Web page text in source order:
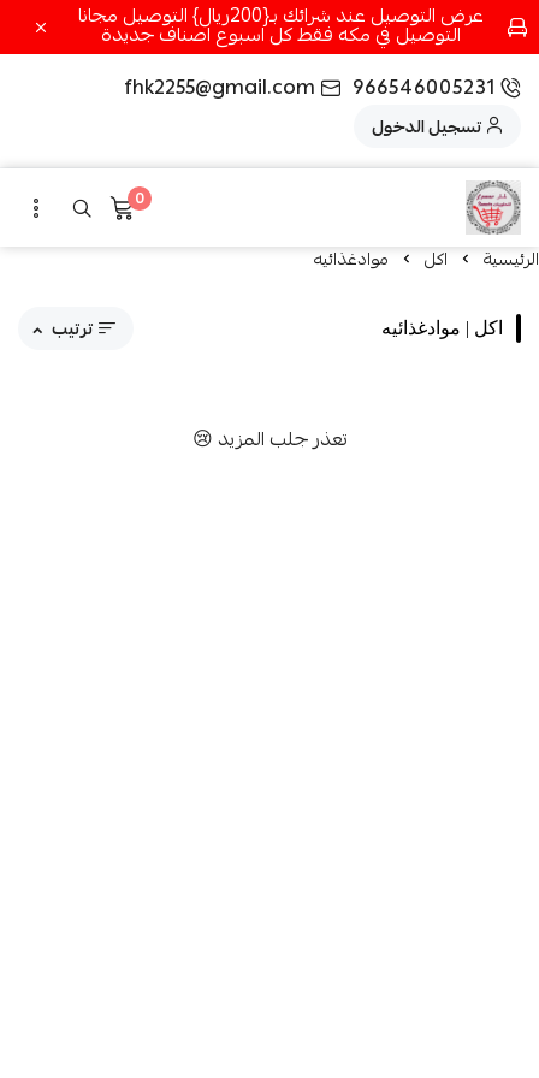
عرض التوصيل عند شرائك بـ{200ريال} التوصيل مجانا
التوصيل في مكه فقط كل اسبوع اصناف جديدة
966546005231
fhk2255@gmail.com
تسجيل الدخول
0
الرئيسية اكل موادغذائيه
اكل | موادغذائيه ترتيب
الاكثر مبيعاً
تعذر جلب المزيد 😢